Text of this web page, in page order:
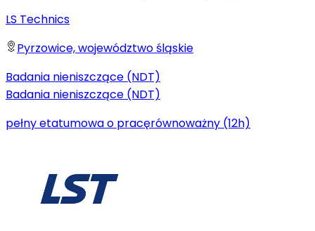
LS Technics
Pyrzowice, województwo śląskie
Badania nieniszczące (NDT)
Badania nieniszczące (NDT)
pełny etatumowa o pracęrównoważny (12h)